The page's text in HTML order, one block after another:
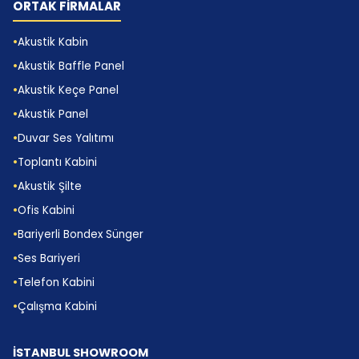
performans bileşenidir.
İç Mekân Deneyimi:
Kullanıcı Psikolojisinden
İş Verimine
değerlendirmek eksik kalır. Kullanıcının kabin içinde
nasıl hissettiği, ürünü ne sıklıkta tercih edeceğini
belirler. Ferah hissettiren bir iç hacim, dengeli ışık,
temiz hava akışı ve net konuşma deneyimi bir
araya geldiğinde kabin “zorunlu alan” olmaktan
çıkar, “tercih edilen çalışma alanına” dönüşür. Bu
dönüşüm kurumlar için kritik; çünkü
ORTAK FİRMALAR
Akustik Kabin
Akustik Baffle Panel
Akustik Keçe Panel
Akustik Panel
Duvar Ses Yalıtımı
Toplantı Kabini
Akustik Şilte
Ofis Kabini
Bariyerli Bondex Sünger
Ses Bariyeri
Telefon Kabini
Çalışma Kabini
İSTANBUL SHOWROOM